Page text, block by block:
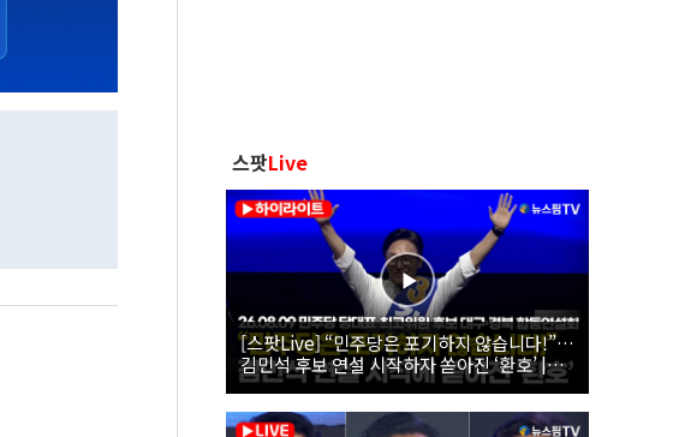
스팟Live
[스팟Live] “민주당은 포기하지 않습니다!”…
김민석 후보 연설 시작하자 쏟아진 ‘환호’ |
26.08.09 더불어민주당 당대표·최고위원 후
보 대구·경북 합동연설회